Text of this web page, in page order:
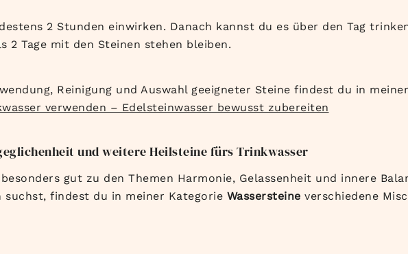
2 Stunden einwirken. Danach kannst du es über den Tag
2 Tage mit den Steinen stehen bleiben.
Reinigung und Auswahl geeigneter Steine findest du in
verwenden – Edelsteinwasser bewusst zubereiten
und weitere Heilsteine fürs Trinkwasser
gut zu den Themen Harmonie, Gelassenheit und innere
suchst, findest du in meiner Kategorie Wassersteine verschiedene